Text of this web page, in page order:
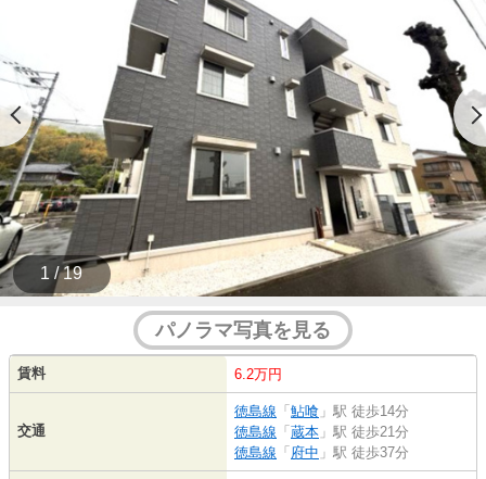
1 / 19
パノラマ写真を見る
賃料 6.2万円
交通
徳島線 「 鮎喰 」駅 徒歩14分
徳島線 「 蔵本 」駅 徒歩21分
徳島線 「 府中 」駅 徒歩37分